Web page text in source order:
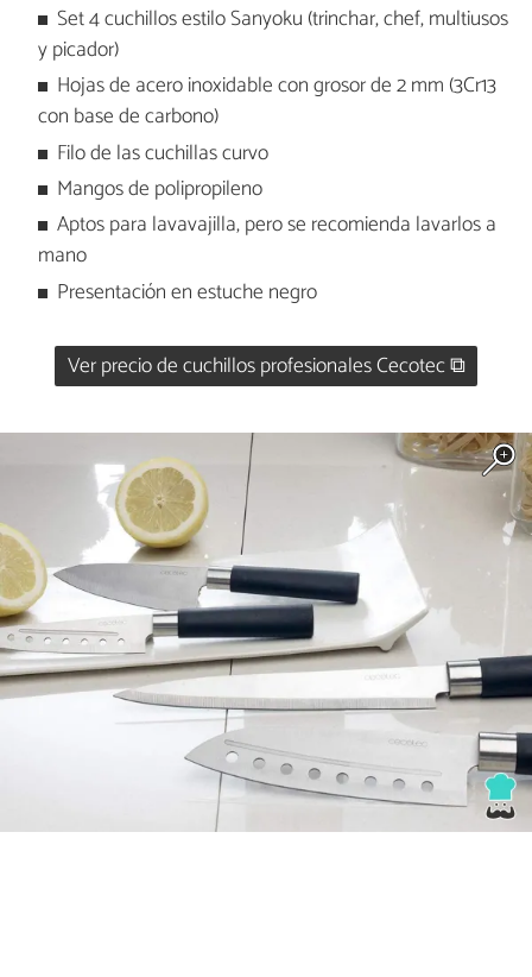
Set 4 cuchillos estilo Sanyoku (trinchar, chef, multiusos
y picador)
Hojas de acero inoxidable con grosor de 2 mm (3Cr13
con base de carbono)
Filo de las cuchillas curvo
Mangos de polipropileno
Aptos para lavavajilla, pero se recomienda lavarlos a
mano
Presentación en estuche negro
Ver precio de cuchillos profesionales Cecotec ⧉